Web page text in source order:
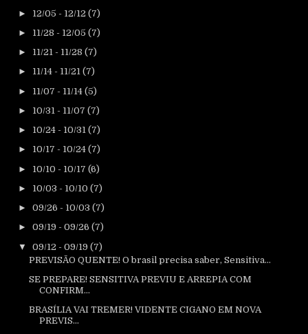
► 12/05 - 12/12 (7)
► 11/28 - 12/05 (7)
► 11/21 - 11/28 (7)
► 11/14 - 11/21 (7)
► 11/07 - 11/14 (5)
► 10/31 - 11/07 (7)
► 10/24 - 10/31 (7)
► 10/17 - 10/24 (7)
► 10/10 - 10/17 (6)
► 10/03 - 10/10 (7)
► 09/26 - 10/03 (7)
► 09/19 - 09/26 (7)
▼ 09/12 - 09/19 (7)
PREVISÃO QUENTE! O brasil precisa saber, Sensitiva...
SE PREPARE! SENSITIVA PREVIU E ARREPIA COM
CONFIRM...
BRASÍLIA VAI TREMER! VIDENTE CIGANO EM NOVA
PREVIS...